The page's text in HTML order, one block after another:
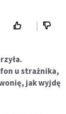
u strażnika,
jak wyjdę